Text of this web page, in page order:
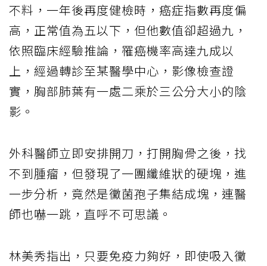
不料，一年後再度健檢時，癌症指數再度偏
高，正常值為五以下，但他數值卻超過九，
依照臨床經驗推論，罹癌機率高達九成以
上，經過轉診至某醫學中心，影像檢查證
實，胸部肺葉有一處二乘於三公分大小的陰
影。
外科醫師立即安排開刀，打開胸骨之後，找
不到腫瘤，但發現了一團纖維狀的硬塊，進
一步分析，竟然是黴菌孢子集結成塊，連醫
師也嚇一跳，直呼不可思議。
林美秀指出，只要免疫力夠好，即使吸入黴